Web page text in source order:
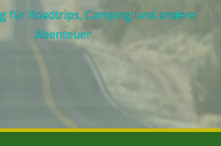
für Roadtrips, Camping und andere
Abenteuer